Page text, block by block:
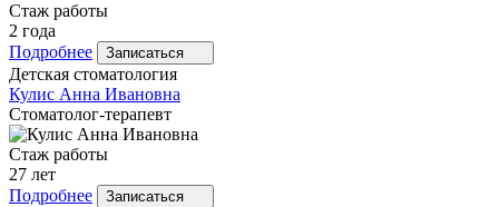
Стаж работы
2 года
Подробнее
Записаться
Детская стоматология
Кулис Анна Ивановна
Стоматолог-терапевт
Стаж работы
27 лет
Подробнее
Записаться